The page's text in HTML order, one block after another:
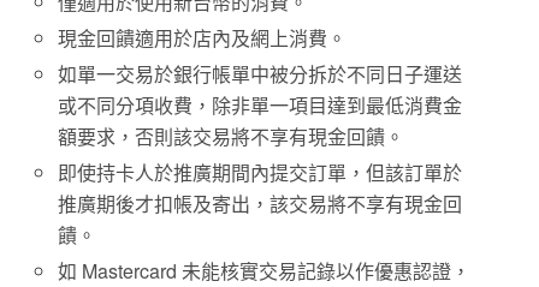
現金回饋適用於店內及網上消費。
如單一交易於銀行帳單中被分拆於不同日子運送
或不同分項收費，除非單一項目達到最低消費金
額要求，否則該交易將不享有現金回饋。
即使持卡人於推廣期間內提交訂單，但該訂單於
推廣期後才扣帳及寄出，該交易將不享有現金回
饋。
如 Mastercard 未能核實交易記錄以作優惠認證，